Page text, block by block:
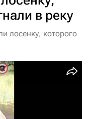
в реку
лосенку, которого